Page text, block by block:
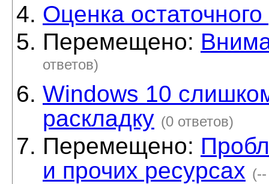
Оценка
Перемещено:
ответов)
Windows 10
раскладку (0 ответов)
Перемещено:
и прочих ресурсах